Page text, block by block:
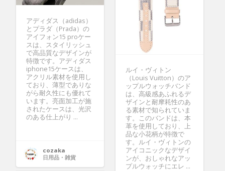
アディダス（adidas）
とプラダ（Prada）の
アイフォン15 proケー
スは、スタイリッシュ
で高品質なデザインが
特徴です。アディダス
iphone15ケースは、
アクリル素材を使用し
ており、薄型でありな
がら耐久性にも優れて
います。亮面加工が施
されたケースは、光沢
のある仕上がり ...
cozaka
日用品・雑貨
ルイ・ヴィトン
（Louis Vuitton）のア
ップルウォッチバンド
は、高級感あふれるデ
ザインと耐摩耗性のあ
る素材で知られていま
す。このバンドは、本
革を使用しており、上
品な小花柄が特徴で
す。ルイ・ヴィトンの
アイコニックなデザイ
ンが、おしゃれなアッ
プルウォッチにエレ ...